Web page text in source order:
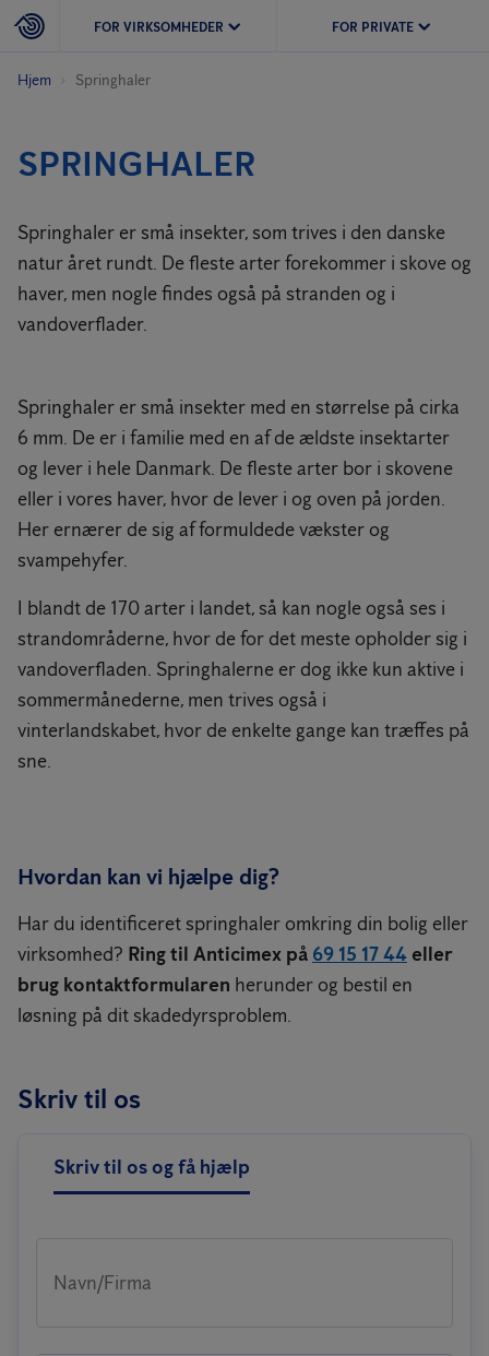
FOR VIRKSOMHEDER FOR PRIVATE
Hjem Springhaler
SPRINGHALER
Springhaler er små insekter, som trives i den danske
natur året rundt. De fleste arter forekommer i skove og
haver, men nogle findes også på stranden og i
vandoverflader.
Springhaler er små insekter med en størrelse på cirka
6 mm. De er i familie med en af de ældste insektarter
og lever i hele Danmark. De fleste arter bor i skovene
eller i vores haver, hvor de lever i og oven på jorden.
Her ernærer de sig af formuldede vækster og
svampehyfer.
I blandt de 170 arter i landet, så kan nogle også ses i
strandområderne, hvor de for det meste opholder sig i
vandoverfladen. Springhalerne er dog ikke kun aktive i
sommermånederne, men trives også i
vinterlandskabet, hvor de enkelte gange kan træffes på
sne.
Hvordan kan vi hjælpe dig?
Har du identificeret springhaler omkring din bolig eller
virksomhed? Ring til Anticimex på 69 15 17 44 eller
brug kontaktformularen herunder og bestil en
løsning på dit skadedyrsproblem.
Skriv til os
Skriv til os og få hjælp
Navn/Firma